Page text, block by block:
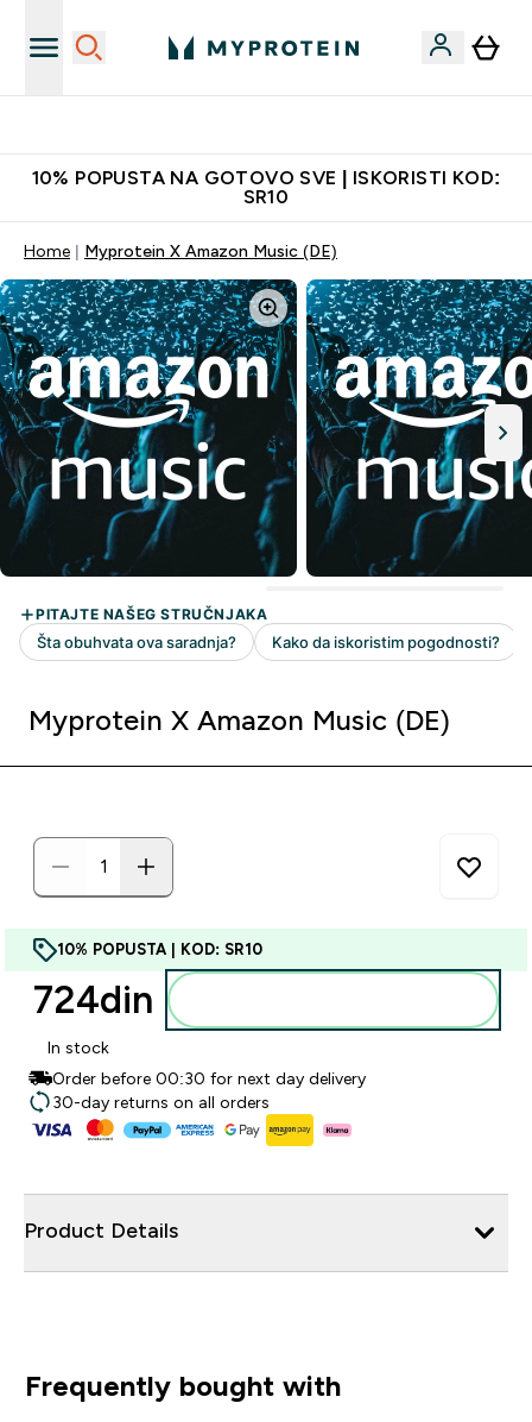
10% POPUSTA NA GOTOVO SVE | ISKORISTI KOD:
SR10
Home Myprotein X Amazon Music (DE)
Myprotein X Amazon Music (DE)
10% POPUSTA | KOD: SR10
724din‎
In stock
Order before 00:30 for next day delivery
30-day returns on all orders
Product Details
Frequently bought with